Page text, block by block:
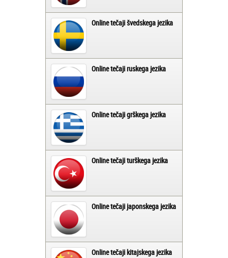
Online tečaji švedskega jezika
Online tečaji ruskega jezika
Online tečaji grškega jezika
Online tečaji turškega jezika
Online tečaji japonskega jezika
Online tečaji kitajskega jezika